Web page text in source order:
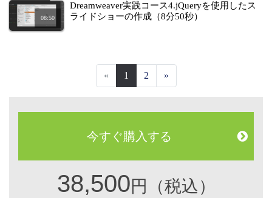
08:50
Dreamweaver実践コース4.jQueryを使用したス
ライドショーの作成（8分50秒）
« 1 2 »
今すぐ購入する
38,500円（税込）